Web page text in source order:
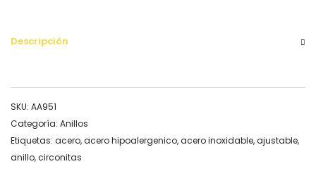
Descripción
SKU: AA951
Categoría: Anillos
Etiquetas: acero,acero hipoalergenico,acero inoxidable,ajustable,
anillo,circonitas